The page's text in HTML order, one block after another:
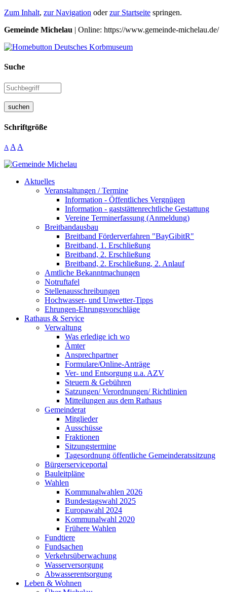
Zum Inhalt, zur Navigation oderzur Startseite springen.
Gemeinde Michelau | Online: https://www.gemeinde-michelau.de/
Suche
suchen
Schriftgröße
A A A
Aktuelles
Veranstaltungen / Termine
Information - Öffentliches Vergnügen
Information - gaststättenrechtliche Gestattung
Vereine Terminerfassung (Anmeldung)
Breitbandausbau
Breitband Förderverfahren "BayGibitR"
Breitband, 1. Erschließung
Breitband, 2. Erschließung
Breitband, 2. Erschließung, 2. Anlauf
Amtliche Bekanntmachungen
Notruftafel
Stellenausschreibungen
Hochwasser- und Unwetter-Tipps
Ehrungen-Ehrungsvorschläge
Rathaus & Service
Verwaltung
Was erledige ich wo
Ämter
Ansprechpartner
Formulare/Online-Anträge
Ver- und Entsorgung u.a. AZV
Steuern & Gebühren
Satzungen/ Verordnungen/ Richtlinien
Mitteilungen aus dem Rathaus
Gemeinderat
Mitglieder
Ausschüsse
Fraktionen
Sitzungstermine
Tagesordnung öffentliche Gemeinderatssitzung
Bürgerserviceportal
Bauleitpläne
Wahlen
Kommunalwahlen 2026
Bundestagswahl 2025
Europawahl 2024
Kommunalwahl 2020
Frühere Wahlen
Fundtiere
Fundsachen
Verkehrsüberwachung
Wasserversorgung
Abwasserentsorgung
Leben & Wohnen